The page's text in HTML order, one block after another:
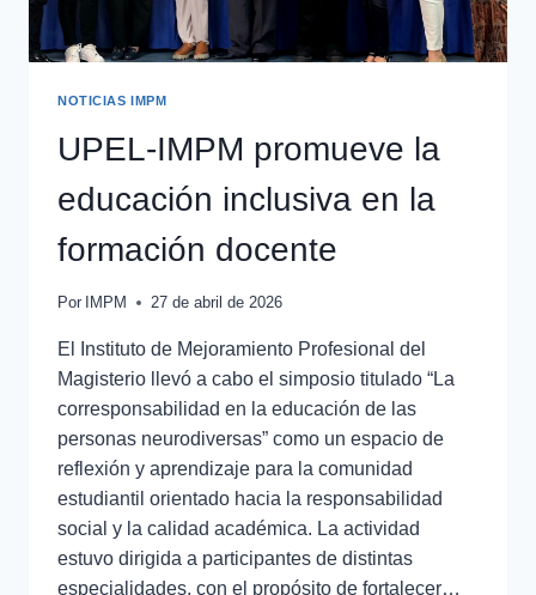
NOTICIAS IMPM
UPEL-IMPM promueve la
educación inclusiva en la
formación docente
Por IMPM 27 de abril de 2026
El Instituto de Mejoramiento Profesional del
Magisterio llevó a cabo el simposio titulado “La
corresponsabilidad en la educación de las
personas neurodiversas” como un espacio de
reflexión y aprendizaje para la comunidad
estudiantil orientado hacia la responsabilidad
social y la calidad académica. La actividad
estuvo dirigida a participantes de distintas
especialidades, con el propósito de fortalecer…